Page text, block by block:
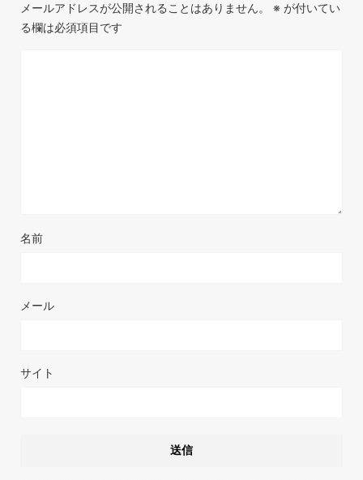
メールアドレスが公開されることはありません。 ※ が付いてい
る欄は必須項目です
名前
メール
サイト